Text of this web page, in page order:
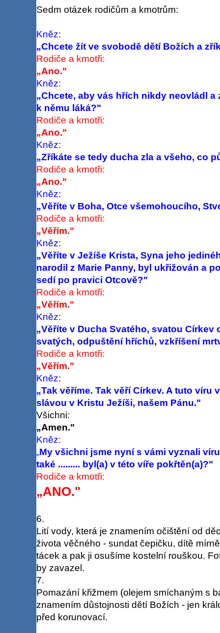
Sedm otázek rodičům a kmotrům:
Kněz:
„Chcete žít ve svobodě dětí Božích a
Rodiče a kmotři:
„Ano."
Kněz:
„Chcete, aby vás hřích nikdy neovládl
k němu láká?"
Rodiče a kmotři:
„Ano."
Kněz:
„Zříkáte se tedy ducha zla a všeho, co
Rodiče a kmotři:
„Ano."
Kněz:
„Věříte v Boha, Otce všemohoucího,
Rodiče a kmotři:
„Věřím."
Kněz:
„Věříte v Ježíše Krista, Syna jeho
narodil z Marie Panny, byl ukřižován a
sedí po pravici Otcově?"
Rodiče a kmotři:
„Věřím."
Kněz:
„Věříte v Ducha Svatého, svatou
svatých, odpuštění hříchů, vzkříšení
Rodiče a kmotři:
„Věřím."
Kněz:
„Tak věříme. Tak věří Církev. A tuto víru
slávou v Kristu Ježíši, našem Pánu."
Všichni:
„Amen."
Kněz:
„My všichni jsme nyní s vámi vyznali
také ......... byl(a) v této víře pokřtěn(a)?"
Rodiče a kmotři:
„ANO."
6.
Lití vody, která je znamením očištění od
života věčného - sundat čepičku, dítě
tácek a pak ji osušíme kostelní rouškou.
by zavazel.
7.
Pomazání křižmem (olejem smíchaným s
znamením důstojnosti dětí Božích - jen
před korunovací.